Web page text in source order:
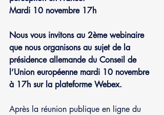
Mardi 10 novembre 17h
Nous vous invitons au 2ème webinaire
que nous organisons au sujet de la
présidence allemande du Conseil de
l’Union européenne mardi 10 novembre
à 17h sur la plateforme Webex.
Après la réunion publique en ligne du